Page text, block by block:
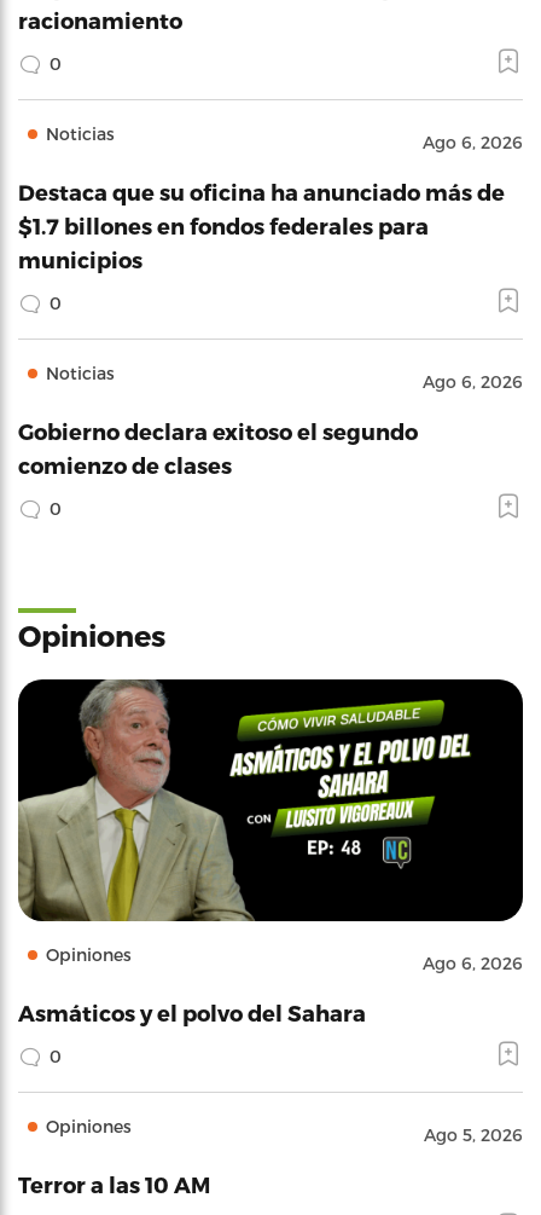
racionamiento
0
Noticias Ago 6, 2026
Destaca que su oficina ha anunciado más de
$1.7 billones en fondos federales para
municipios
0
Noticias Ago 6, 2026
Gobierno declara exitoso el segundo
comienzo de clases
0
Opiniones
Opiniones Ago 6, 2026
Asmáticos y el polvo del Sahara
0
Opiniones Ago 5, 2026
Terror a las 10 AM